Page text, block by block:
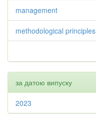
management
methodological principles
за датою випуску
2023